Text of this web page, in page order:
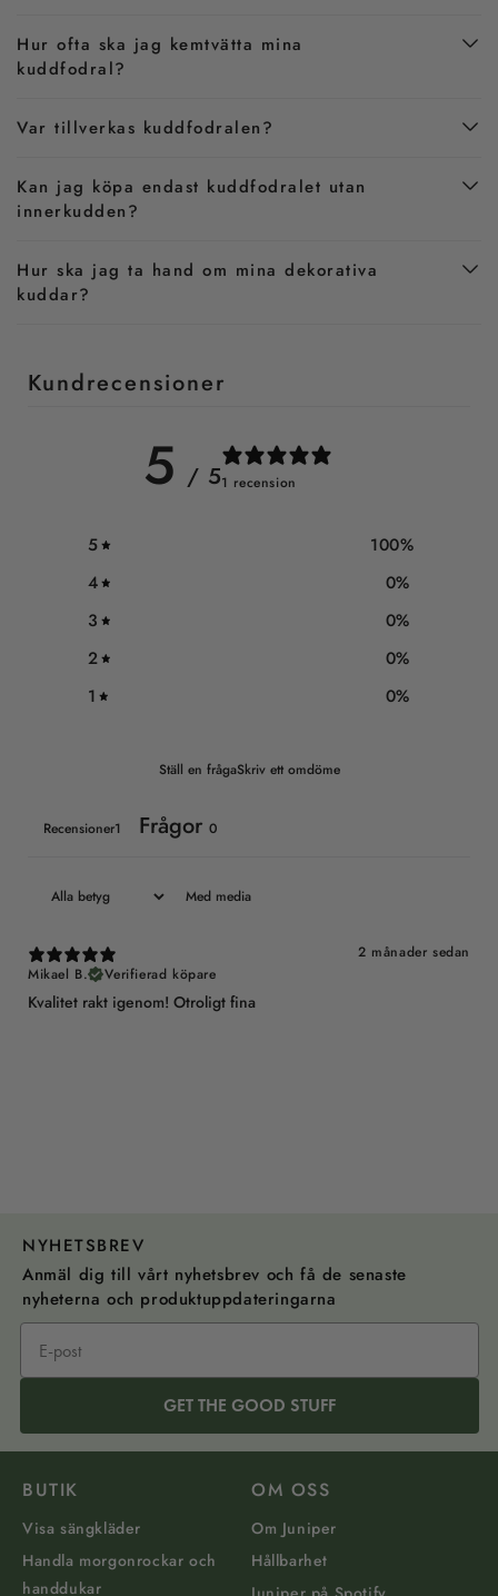
Hur ofta ska jag kemtvätta mina
kuddfodral?
Var tillverkas kuddfodralen?
Kan jag köpa endast kuddfodralet utan
innerkudden?
Hur ska jag ta hand om mina dekorativa
kuddar?
Kundrecensioner
5 / 51 recension
5 100%
4
0%
3
0%
2
0%
1
0%
Ställ en frågaSkriv ett omdöme
Recensioner1 Frågor 0
Med media
2 månader sedan
Mikael B.
Verifierad köpare
Kvalitet rakt igenom! Otroligt fina
NYHETSBREV
Anmäl dig till vårt nyhetsbrev och få de senaste
nyheterna och produktuppdateringarna
GET THE GOOD STUFF
BUTIK
Visa sängkläder
Handla morgonrockar och
handdukar
OM OSS
Om Juniper
Hållbarhet